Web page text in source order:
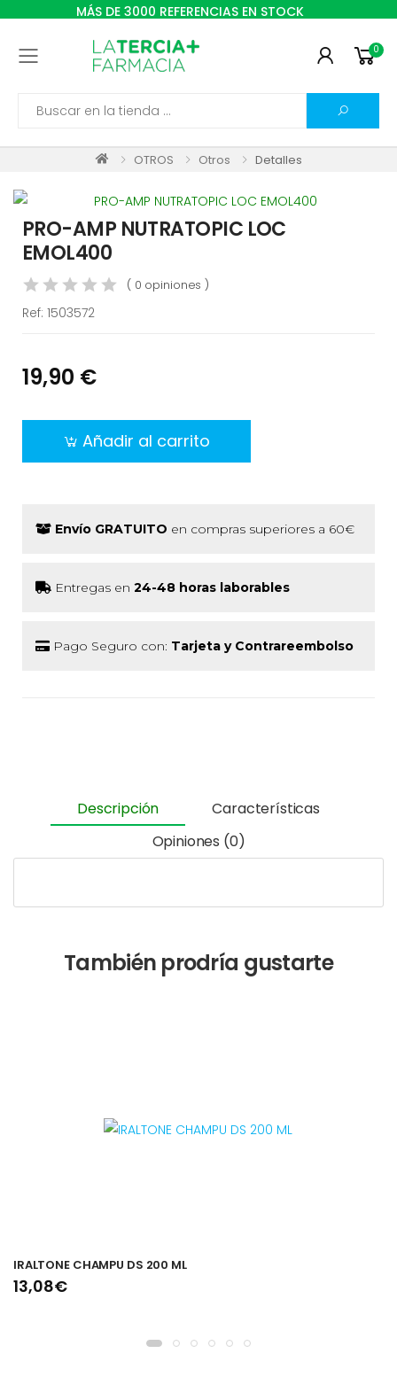
MÁS DE 3000 REFERENCIAS EN STOCK
Toggle mobile menu 0
Search
OTROS Otros Detalles
PRO-AMP NUTRATOPIC LOC
EMOL400
( 0 opiniones )
Ref: 1503572
19,90 €
Añadir al carrito
Envío GRATUITO en compras superiores a 60€
Entregas en 24-48 horas laborables
Pago Seguro con: Tarjeta y Contrareembolso
Descripción
Características
Opiniones (0)
También prodría gustarte
IRALTONE CHAMPU DS 200 ML
13,08€